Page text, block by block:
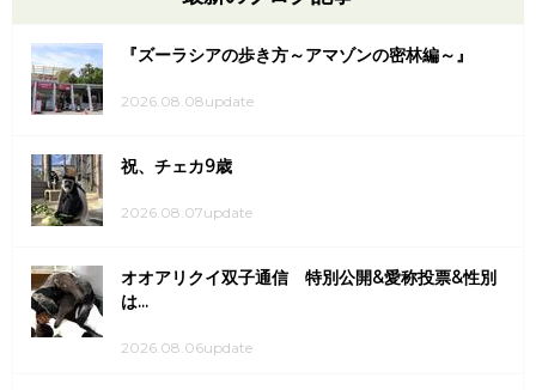
『ズーラシアの歩き方～アマゾンの密林編～』
2026.08.08update
祝、チェカ9歳
2026.08.07update
オオアリクイ双子通信 特別公開&愛称投票&性別
は...
2026.08.06update